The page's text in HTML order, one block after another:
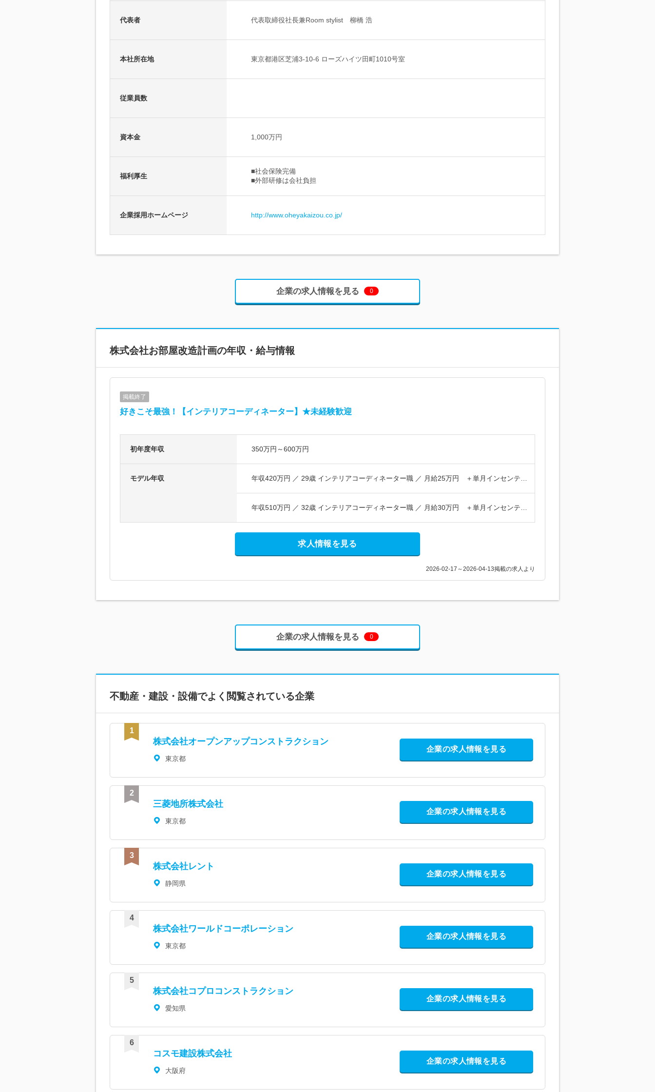
代表者 代表取締役社長兼Room stylist 柳橋 浩
本社所在地 東京都港区芝浦3-10-6 ローズハイツ田町1010号室
従業員数
資本金 1,000万円
福利厚生
■社会保険完備
■外部研修は会社負担
企業採用ホームページ http://www.oheyakaizou.co.jp/
企業の求人情報を見る 0
株式会社お部屋改造計画の年収・給与情報
掲載終了
好きこそ最強！【インテリアコーディネーター】★未経験歓迎
初年度年収 350万円～600万円
モデル年収
求人情報を見る
2026-02-17～2026-04-13掲載の求人より
企業の求人情報を見る 0
不動産・建設・設備でよく閲覧されている企業
株式会社オープンアップコンストラクション
東京都
企業の求人情報を見る
三菱地所株式会社
東京都
企業の求人情報を見る
株式会社レント
静岡県
企業の求人情報を見る
株式会社ワールドコーポレーション
東京都
企業の求人情報を見る
株式会社コプロコンストラクション
愛知県
企業の求人情報を見る
コスモ建設株式会社
大阪府
企業の求人情報を見る